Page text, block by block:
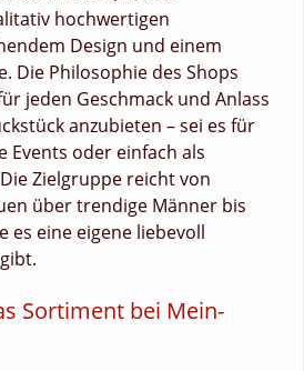
hochwertigen
Design und einem
Die Philosophie des Shops
jeden Geschmack und Anlass
anzubieten – sei es für
Events oder einfach als
Zielgruppe reicht von
über trendige Männer bis
es eine eigene liebevoll
Sortiment bei Mein-